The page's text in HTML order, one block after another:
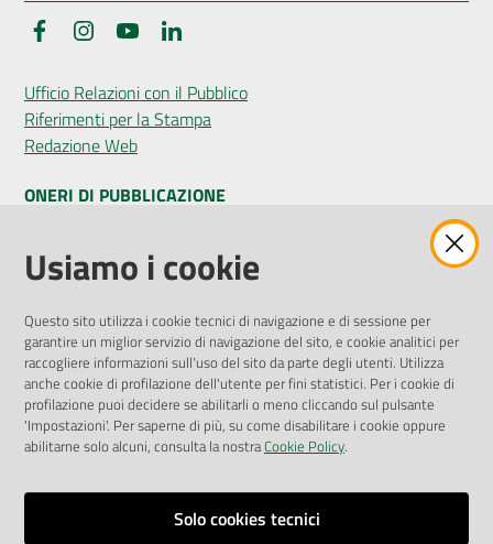
FacebookInstagramYouTube
Ufficio Relazioni con il Pubblico
Riferimenti per la Stampa
Redazione Web
ONERI DI PUBBLICAZIONE
Amministrazione Trasparente
Pubblicità legale
Privacy Policy
Attuazione Misure PNRR
Liste di Attesa
ENTI, IMPRESE E PARTNER
Fatturazione Elettronica
Usiamo i cookie
Questo sito utilizza i cookie tecnici di navigazione e di sessione per
garantire un miglior servizio di navigazione del sito, e cookie analitici per
raccogliere informazioni sull'uso del sito da parte degli utenti. Utilizza
anche cookie di profilazione dell'utente per fini statistici. Per i cookie di
profilazione puoi decidere se abilitarli o meno cliccando sul pulsante
'Impostazioni'. Per saperne di più, su come disabilitare i cookie oppure
abilitarne solo alcuni, consulta la nostraCookie Policy.
Solo cookies tecnici